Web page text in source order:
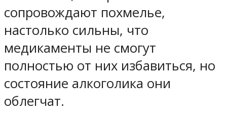
сопровождают похмелье,
настолько сильны, что
медикаменты не смогут
полностью от них избавиться, но
состояние алкоголика они
облегчат.